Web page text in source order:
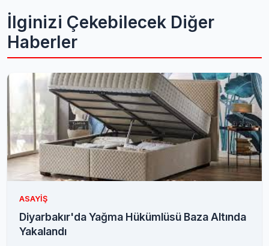
İlginizi Çekebilecek Diğer
Haberler
ASAYIŞ
Diyarbakır'da Yağma Hükümlüsü Baza Altında
Yakalandı